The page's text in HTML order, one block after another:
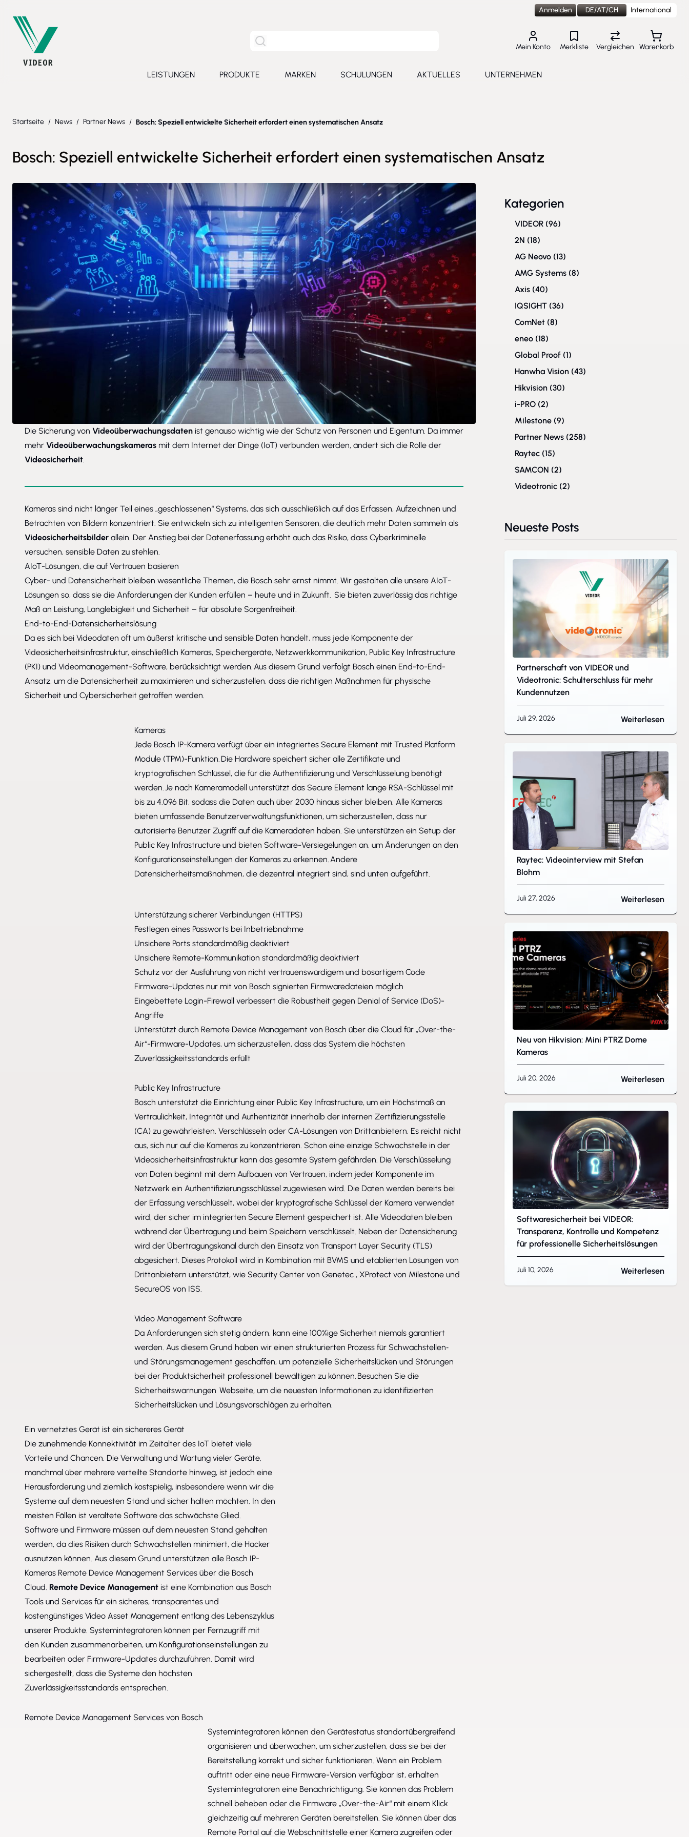
Site Suche
Anmelden DE/AT/CH International
Mein Konto Merkliste Vergleichen Warenkorb
LEISTUNGEN
PRODUKTE
MARKEN
SCHULUNGEN
AKTUELLES
UNTERNEHMEN
Startseite / News / Partner News / Bosch: Speziell entwickelte Sicherheit erfordert einen systematischen Ansatz
Bosch: Speziell entwickelte Sicherheit erfordert einen systematischen Ansatz
Die Sicherung von Videoüberwachungsdaten ist genauso wichtig wie der Schutz von Personen und Eigentum. Da immer
mehr Videoüberwachungskameras mit dem Internet der Dinge (IoT) verbunden werden, ändert sich die Rolle der
Videosicherheit.
Kameras sind nicht länger Teil eines „geschlossenen“ Systems, das sich ausschließlich auf das Erfassen, Aufzeichnen und
Betrachten von Bildern konzentriert. Sie entwickeln sich zu intelligenten Sensoren, die deutlich mehr Daten sammeln als
Videosicherheitsbilder allein. Der Anstieg bei der Datenerfassung erhöht auch das Risiko, dass Cyberkriminelle
versuchen, sensible Daten zu stehlen.
AIoT-Lösungen, die auf Vertrauen basieren
Cyber- und Datensicherheit bleiben wesentliche Themen, die Bosch sehr ernst nimmt. Wir gestalten alle unsere AIoT-
Lösungen so, dass sie die Anforderungen der Kunden erfüllen – heute und in Zukunft. Sie bieten zuverlässig das richtige
Maß an Leistung, Langlebigkeit und Sicherheit – für absolute Sorgenfreiheit.
End-to-End-Datensicherheitslösung
Da es sich bei Videodaten oft um äußerst kritische und sensible Daten handelt, muss jede Komponente der
Videosicherheitsinfrastruktur, einschließlich Kameras, Speichergeräte, Netzwerkkommunikation, Public Key Infrastructure
(PKI) und Videomanagement-Software, berücksichtigt werden. Aus diesem Grund verfolgt Bosch einen End-to-End-
Ansatz, um die Datensicherheit zu maximieren und sicherzustellen, dass die richtigen Maßnahmen für physische
Sicherheit und Cybersicherheit getroffen werden.
Kameras
Jede Bosch IP-Kamera verfügt über ein integriertes Secure Element mit Trusted Platform
Module (TPM)-Funktion. Die Hardware speichert sicher alle Zertifikate und
kryptografischen Schlüssel, die für die Authentifizierung und Verschlüsselung benötigt
werden. Je nach Kameramodell unterstützt das Secure Element lange RSA-Schlüssel mit
bis zu 4.096 Bit, sodass die Daten auch über 2030 hinaus sicher bleiben. Alle Kameras
bieten umfassende Benutzerverwaltungsfunktionen, um sicherzustellen, dass nur
autorisierte Benutzer Zugriff auf die Kameradaten haben. Sie unterstützen ein Setup der
Public Key Infrastructure und bieten Software-Versiegelungen an, um Änderungen an den
Konfigurationseinstellungen der Kameras zu erkennen. Andere
Datensicherheitsmaßnahmen, die dezentral integriert sind, sind unten aufgeführt.
Unterstützung sicherer Verbindungen (HTTPS)
Festlegen eines Passworts bei Inbetriebnahme
Unsichere Ports standardmäßig deaktiviert
Unsichere Remote-Kommunikation standardmäßig deaktiviert
Schutz vor der Ausführung von nicht vertrauenswürdigem und bösartigem Code
Firmware-Updates nur mit von Bosch signierten Firmwaredateien möglich
Eingebettete Login-Firewall verbessert die Robustheit gegen Denial of Service (DoS)-
Angriffe
Unterstützt durch Remote Device Management von Bosch über die Cloud für „Over-the-
Air“-Firmware-Updates, um sicherzustellen, dass das System die höchsten
Zuverlässigkeitsstandards erfüllt
Public Key Infrastructure
Bosch unterstützt die Einrichtung einer Public Key Infrastructure, um ein Höchstmaß an
Vertraulichkeit, Integrität und Authentizität innerhalb der internen Zertifizierungsstelle
(CA) zu gewährleisten. Verschlüsseln oder CA-Lösungen von Drittanbietern. Es reicht nicht
aus, sich nur auf die Kameras zu konzentrieren. Schon eine einzige Schwachstelle in der
Videosicherheitsinfrastruktur kann das gesamte System gefährden. Die Verschlüsselung
von Daten beginnt mit dem Aufbauen von Vertrauen, indem jeder Komponente im
Netzwerk ein Authentifizierungsschlüssel zugewiesen wird. Die Daten werden bereits bei
der Erfassung verschlüsselt, wobei der kryptografische Schlüssel der Kamera verwendet
wird, der sicher im integrierten Secure Element gespeichert ist. Alle Videodaten bleiben
während der Übertragung und beim Speichern verschlüsselt. Neben der Datensicherung
wird der Übertragungskanal durch den Einsatz von Transport Layer Security (TLS)
abgesichert. Dieses Protokoll wird in Kombination mit BVMS und etablierten Lösungen von
Drittanbietern unterstützt, wie Security Center von Genetec , XProtect von Milestone und
SecureOS von ISS.
Video Management Software
Da Anforderungen sich stetig ändern, kann eine 100%ige Sicherheit niemals garantiert
werden. Aus diesem Grund haben wir einen strukturierten Prozess für Schwachstellen‑
und Störungsmanagement geschaffen, um potenzielle Sicherheitslücken und Störungen
bei der Produktsicherheit professionell bewältigen zu können. Besuchen Sie die
Sicherheitswarnungen Webseite, um die neuesten Informationen zu identifizierten
Sicherheitslücken und Lösungsvorschlägen zu erhalten.
Ein vernetztes Gerät ist ein sichereres Gerät
Die zunehmende Konnektivität im Zeitalter des IoT bietet viele
Vorteile und Chancen. Die Verwaltung und Wartung vieler Geräte,
manchmal über mehrere verteilte Standorte hinweg, ist jedoch eine
Herausforderung und ziemlich kostspielig, insbesondere wenn wir die
Systeme auf dem neuesten Stand und sicher halten möchten. In den
meisten Fällen ist veraltete Software das schwächste Glied.
Software und Firmware müssen auf dem neuesten Stand gehalten
werden, da dies Risiken durch Schwachstellen minimiert, die Hacker
ausnutzen können. Aus diesem Grund unterstützen alle Bosch IP-
Kameras Remote Device Management Services über die Bosch
Cloud. Remote Device Management ist eine Kombination aus Bosch
Tools und Services für ein sicheres, transparentes und
kostengünstiges Video Asset Management entlang des Lebenszyklus
unserer Produkte. Systemintegratoren können per Fernzugriff mit
den Kunden zusammenarbeiten, um Konfigurationseinstellungen zu
bearbeiten oder Firmware-Updates durchzuführen. Damit wird
sichergestellt, dass die Systeme den höchsten
Zuverlässigkeitsstandards entsprechen.
Remote Device Management Services von Bosch
Systemintegratoren können den Gerätestatus standortübergreifend
organisieren und überwachen, um sicherzustellen, dass sie bei der
Bereitstellung korrekt und sicher funktionieren. Wenn ein Problem
auftritt oder eine neue Firmware-Version verfügbar ist, erhalten
Systemintegratoren eine Benachrichtigung. Sie können das Problem
schnell beheben oder die Firmware „Over-the-Air“ mit einem Klick
gleichzeitig auf mehreren Geräten bereitstellen. Sie können über das
Remote Portal auf die Webschnittstelle einer Kamera zugreifen oder
Kategorien
VIDEOR (96)
2N (18)
AG Neovo (13)
AMG Systems (8)
Axis (40)
IQSIGHT (36)
ComNet (8)
eneo (18)
Global Proof (1)
Hanwha Vision (43)
Hikvision (30)
i-PRO (2)
Milestone (9)
Partner News (258)
Raytec (15)
SAMCON (2)
Videotronic (2)
Neueste Posts
Partnerschaft von VIDEOR und
Videotronic: Schulterschluss für mehr
Kundennutzen
Juli 29, 2026 Weiterlesen
Raytec: Videointerview mit Stefan
Blohm
Juli 27, 2026 Weiterlesen
Neu von Hikvision: Mini PTRZ Dome
Kameras
Juli 20, 2026 Weiterlesen
Softwaresicherheit bei VIDEOR:
Transparenz, Kontrolle und Kompetenz
für professionelle Sicherheitslösungen
Juli 10, 2026 Weiterlesen